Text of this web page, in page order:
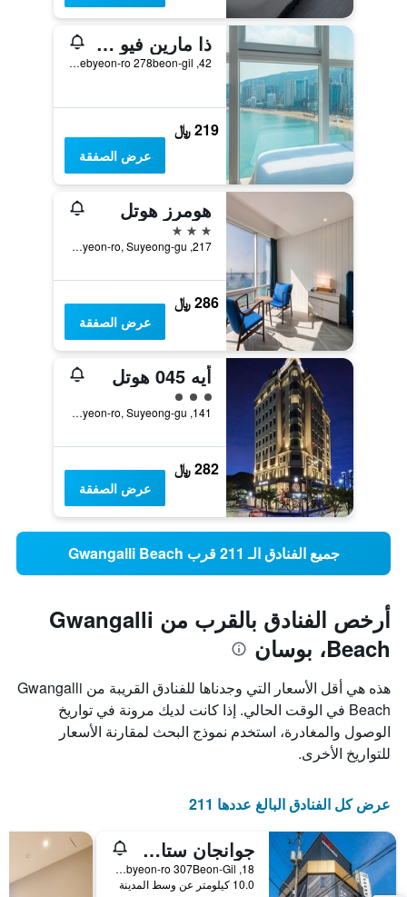
ذا مارين فيو هوتل
42, Gwanganhaebyeon-ro 278beon-gil, بوسان, كوريا الجنوبية
219 ﷼
عرض الصفقة
هومرز هوتل
3 نجوم
217, Gwanganhaebyeon-ro, Suyeong-gu, بوسان, كوريا الجنوبية
286 ﷼
عرض الصفقة
أيه 045 هوتل
تقييم فئة 3
141, Millaksubyeon-ro, Suyeong-gu, بوسان, كوريا الجنوبية
282 ﷼
عرض الصفقة
جميع الفنادق الـ 211 قرب Gwangalli Beach
أرخص الفنادق بالقرب من Gwangalli
Beach، بوسان
هذه هي أقل الأسعار التي وجدناها للفنادق القريبة من Gwangalli
Beach في الوقت الحالي. إذا كانت لديك مرونة في تواريخ
الوصول والمغادرة، استخدم نموذج البحث لمقارنة الأسعار
للتواريخ الأخرى.
عرض كل الفنادق البالغ عددها 211
جوانجان ستاي هوتل
18, Gwanganhaebyeon-ro 307Beon-Gil, بوسان, كوريا الجنوبية
10.0 كيلومتر عن وسط المدينة